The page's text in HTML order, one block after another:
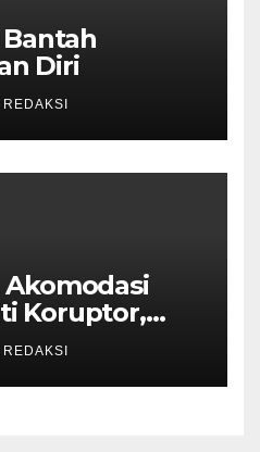
Diri
REDAKSI
Koruptor,
Publik
REDAKSI